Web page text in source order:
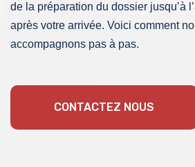
de la préparation du dossier jusqu’à
après votre arrivée. Voici comment
accompagnons pas à pas.
CONTACTEZ NOUS